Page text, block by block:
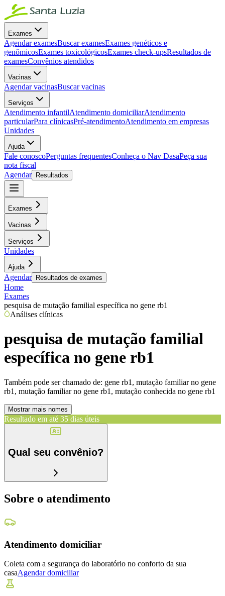
Exames
Agendar examesBuscar examesExames genéticos e
genômicosExames toxicológicosExames check-upsResultados de
examesConvênios atendidos
Vacinas
Agendar vacinasBuscar vacinas
Serviços
Atendimento infantilAtendimento domiciliarAtendimento
particularPara clínicasPré-atendimentoAtendimento em empresas
Unidades
Ajuda
Fale conoscoPerguntas frequentesConheça o Nav DasaPeça sua
nota fiscal
Agendar
Resultados
Exames
Vacinas
Serviços
Unidades
Ajuda
Agendar Resultados de exames
Home
Exames
pesquisa de mutação familial específica no gene rb1
Análises clínicas
pesquisa de mutação familial
específica no gene rb1
Também pode ser chamado de: gene rb1, mutação familiar no gene
rb1, mutação familiar no gene rb1, mutação conhecida no gene rb1
Mostrar mais nomes
Resultado em até 35 dias úteis
Qual seu convênio?
Sobre o atendimento
Atendimento domiciliar
Coleta com a segurança do laboratório no conforto da sua
casaAgendar domiciliar